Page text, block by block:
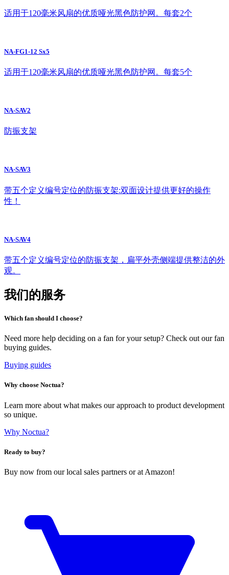
适用于120毫米风扇的优质哑光黑色防护网。每套2个
NA-FG1-12 Sx5
适用于120毫米风扇的优质哑光黑色防护网。每套5个
NA-SAV2
防振支架
NA-SAV3
带五个定义编号定位的防振支架:双面设计提供更好的操作
性！
NA-SAV4
带五个定义编号定位的防振支架，扁平外壳侧端提供整洁的外
观。
我们的服务
Which fan should I choose?
Need more help deciding on a fan for your setup? Check out our fan
buying guides.
Buying guides
Why choose Noctua?
Learn more about what makes our approach to product development
so unique.
Why Noctua?
Ready to buy?
Buy now from our local sales partners or at Amazon!